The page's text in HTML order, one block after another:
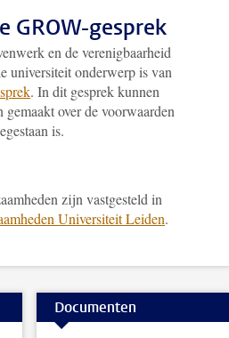
GROW-gesprek
en de verenigbaarheid
universiteit onderwerp is van
. In dit gesprek kunnen
over de voorwaarden
is.
zijn vastgesteld in
Universiteit Leiden.
Documenten